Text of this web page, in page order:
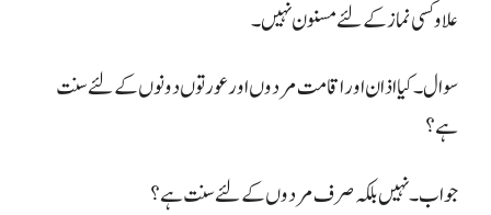
علاو کسی نماز کے لئے مسنون نہیں۔
سوال۔ کیا اذان اور اقامت مردوں اور عورتوں دونوں کے لئے سنت
ہے؟
جواب۔ نہیں بلکہ صرف مردوں کے لئے سنت ہے؟